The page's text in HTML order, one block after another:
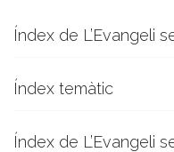
Índex de L’Evangeli
Índex temàtic
Índex de L’Evangeli